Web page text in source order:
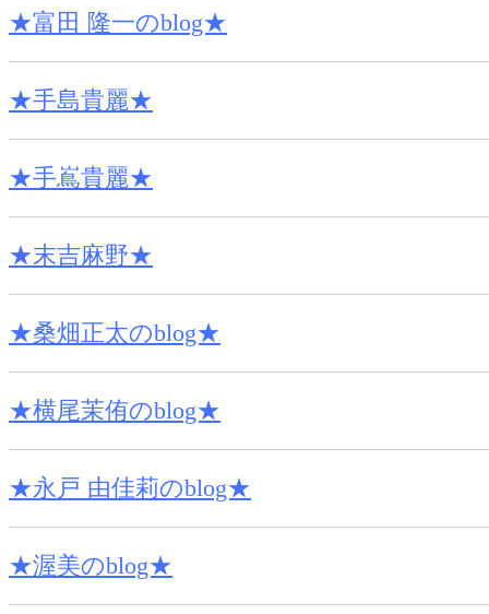
★富田 隆一のblog★
★手島貴麗★
★手嶌貴麗★
★末吉麻野★
★桑畑正太のblog★
★横尾茉侑のblog★
★永戸 由佳莉のblog★
★渥美のblog★